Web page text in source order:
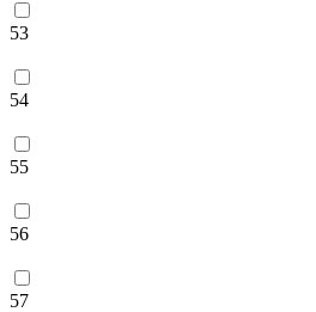
53
54
55
56
57